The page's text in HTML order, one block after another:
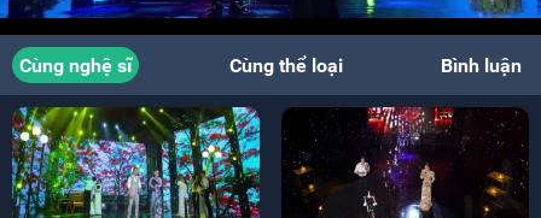
Cùng nghệ sĩ Cùng thể loại Bình luận